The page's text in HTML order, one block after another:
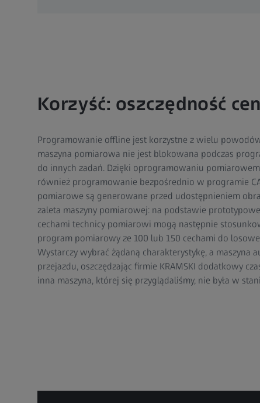
Korzyść: oszczędność
Programowanie offline jest korzystne z wielu
maszyna pomiarowa nie jest blokowana podczas
do innych zadań. Dzięki oprogramowaniu
również programowanie bezpośrednio w programie
pomiarowe są generowane przed udostępnieniem
zaleta maszyny pomiarowej: na podstawie
cechami technicy pomiarowi mogą następnie
program pomiarowy ze 100 lub 150 cechami do
Wystarczy wybrać żądaną charakterystykę, a maszyna
przejazdu, oszczędzając firmie KRAMSKI dodatkowy
inna maszyna, której się przyglądaliśmy, nie była w